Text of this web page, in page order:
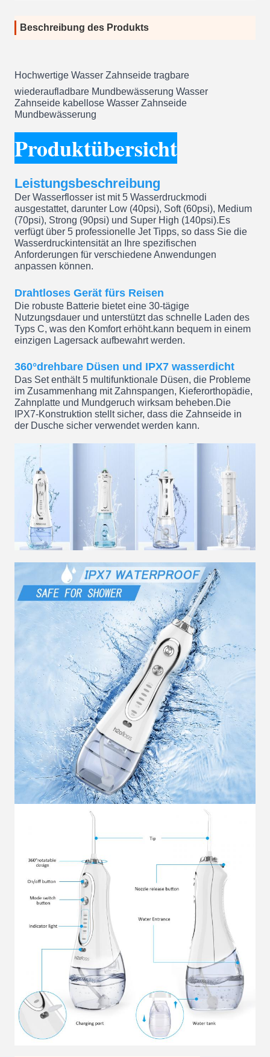
Beschreibung des Produkts
Hochwertige Wasser Zahnseide tragbare
wiederaufladbare Mundbewässerung Wasser
Zahnseide kabellose Wasser Zahnseide
Mundbewässerung
Produktübersicht
Leistungsbeschreibung
Der Wasserflosser ist mit 5 Wasserdruckmodi
ausgestattet, darunter Low (40psi), Soft (60psi), Medium
(70psi), Strong (90psi) und Super High (140psi).Es
verfügt über 5 professionelle Jet Tipps, so dass Sie die
Wasserdruckintensität an Ihre spezifischen
Anforderungen für verschiedene Anwendungen
anpassen können.
Drahtloses Gerät fürs Reisen
Die robuste Batterie bietet eine 30-tägige
Nutzungsdauer und unterstützt das schnelle Laden des
Typs C, was den Komfort erhöht.kann bequem in einem
einzigen Lagersack aufbewahrt werden.
360°drehbare Düsen und IPX7 wasserdicht
Das Set enthält 5 multifunktionale Düsen, die Probleme
im Zusammenhang mit Zahnspangen, Kieferorthopädie,
Zahnplatte und Mundgeruch wirksam beheben.Die
IPX7-Konstruktion stellt sicher, dass die Zahnseide in
der Dusche sicher verwendet werden kann.